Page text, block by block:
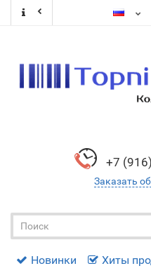
+7 (916)
Заказать
Новинки Хиты